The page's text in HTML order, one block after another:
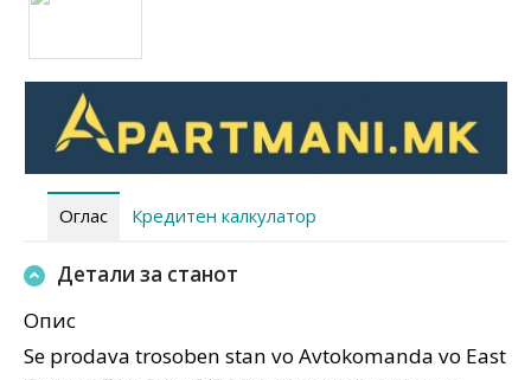
Оглас Кредитен калкулатор
Детали за станот
Опис
Se prodava trosoben stan vo Avtokomanda vo East